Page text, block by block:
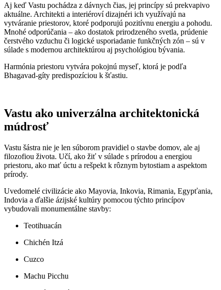
Aj keď Vastu pochádza z dávnych čias, jej princípy sú prekvapivo
aktuálne. Architekti a interiéroví dizajnéri ich využívajú na
vytváranie priestorov, ktoré podporujú pozitívnu energiu a pohodu.
Mnohé odporúčania – ako dostatok prirodzeného svetla, prúdenie
čerstvého vzduchu či logické usporiadanie funkčných zón – sú v
súlade s modernou architektúrou aj psychológiou bývania.
Harmónia priestoru vytvára pokojnú myseľ, ktorá je podľa
Bhagavad-gíty predispozíciou k šťastiu.
Vastu ako univerzálna architektonická
múdrosť
Vastu šástra nie je len súborom pravidiel o stavbe domov, ale aj
filozofiou života. Učí, ako žiť v súlade s prírodou a energiou
priestoru, ako mať úctu a rešpekt k rôznym bytostiam a aspektom
prírody.
Uvedomelé civilizácie ako Mayovia, Inkovia, Rimania, Egypťania,
Indovia a ďalšie ázijské kultúry pomocou týchto princípov
vybudovali monumentálne stavby:
Teotihuacán
Chichén Itzá
Cuzco
Machu Picchu